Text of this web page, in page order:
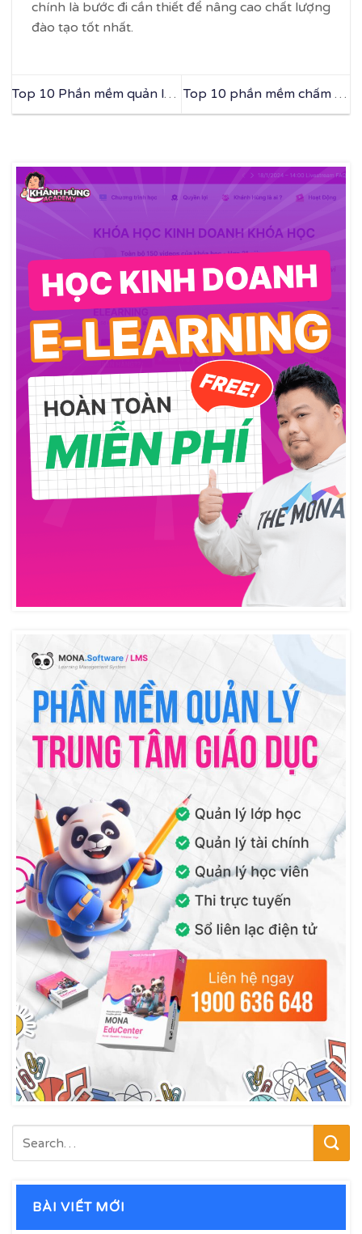
BÀI VIẾT MỚI
chính là bước đi cần thiết để nâng cao chất lượng
đào tạo tốt nhất.
Top 10 Phần mềm quản lý
thời khóa biểu cho trường
Top 10 phần mềm chấm thi
trắc nghiệm trên máy tính,